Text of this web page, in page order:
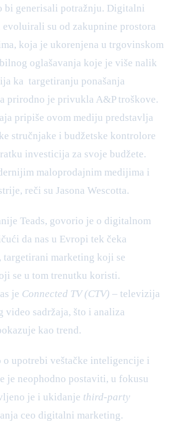
bi generisali potražnju. Digitalni
su od zakupnine prostora
koja je ukorenjena u trgovinskom
oglašavanja koje je više nalik
ka targetiranju ponašanja
prirodno je privukla A&P troškove.
pripiše ovom mediju predstavlja
stručnjake i budžetske kontrolore
investicija za svoje budžete.
maloprodajnim medijima i
reči su Jasona Wescotta.
Teads, govorio je o digitalnom
da nas u Evropi tek čeka
targetirani marketing koji se
se u tom trenutku koristi.
je Connected TV (CTV) – televizija
video sadržaja, što i analiza
kao trend.
o upotrebi veštačke inteligencije i
je neophodno postaviti, u fokusu
je i ukidanje third-party
ceo digitalni marketing.